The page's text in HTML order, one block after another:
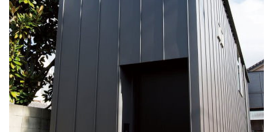
採用情報
北海道
札幌
道央
道北
東北
青森
秋田
甲信越・北陸
新潟
関東
北海道
札幌
札幌
小樽
道央
苫小牧千歳
東北
青森県
八戸
秋田県
甲信越・北陸
新潟県
関東